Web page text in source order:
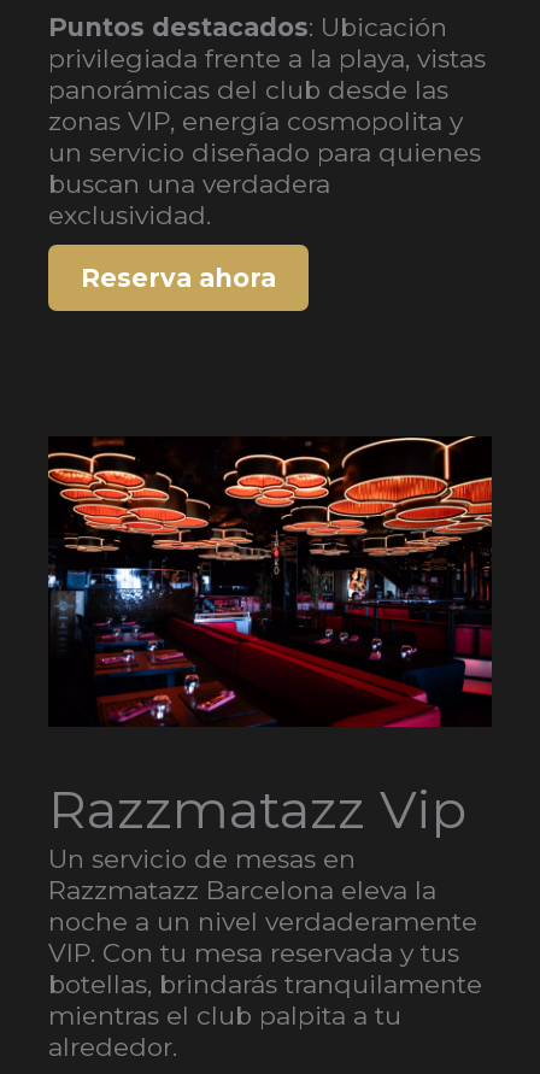
Puntos destacados: Ubicación
privilegiada frente a la playa, vistas
panorámicas del club desde las
zonas VIP, energía cosmopolita y
un servicio diseñado para quienes
buscan una verdadera
exclusividad.
Reserva ahora
Razzmatazz Vip
Un servicio de mesas en
Razzmatazz Barcelona eleva la
noche a un nivel verdaderamente
VIP. Con tu mesa reservada y tus
botellas, brindarás tranquilamente
mientras el club palpita a tu
alrededor.